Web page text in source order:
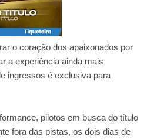
o coração dos apaixonados por
a experiência ainda mais
ingressos é exclusiva para
pilotos em busca do título
fora das pistas, os dois dias de